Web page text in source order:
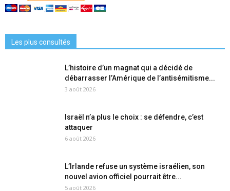
Les plus consultés
L’histoire d’un magnat qui a décidé de
débarrasser l’Amérique de l’antisémitisme...
3 août 2026
Israël n’a plus le choix : se défendre, c’est
attaquer
6 août 2026
L’Irlande refuse un système israélien, son
nouvel avion officiel pourrait être...
5 août 2026